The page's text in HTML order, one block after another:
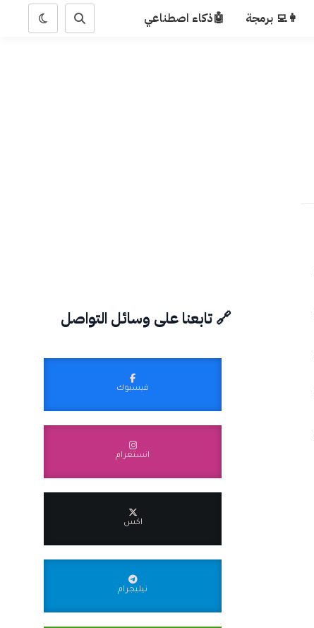
👩‍💻 برمجة 🤖ذكاء اصطناعي
🔗 تابعنا على وسائل التواصل
فيسبوك
انستغرام
اكس
تيليجرام